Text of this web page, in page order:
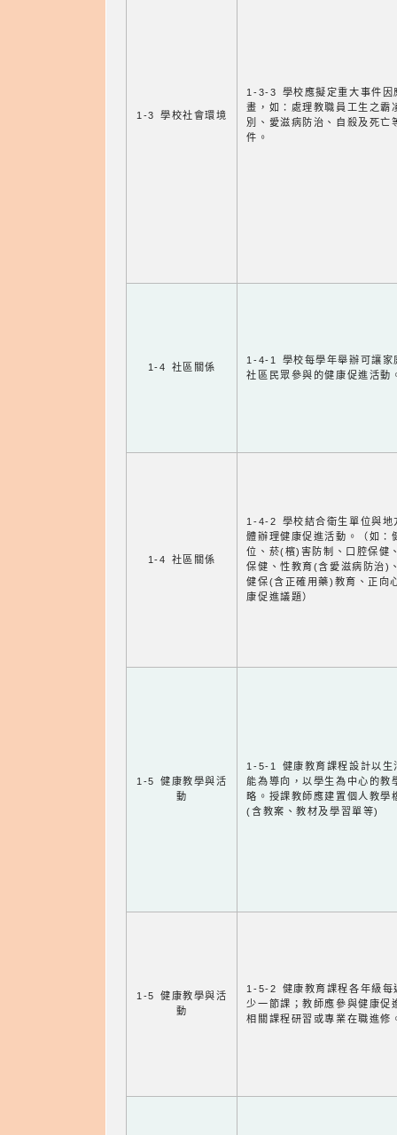
1-3 學校社會環境
1-3-3 學校應擬定重大事件因
畫，如：處理教職員工生之霸
別、愛滋病防治、自殺及死亡
件。
1-4 社區關係
1-4-1 學校每學年舉辦可讓家
社區民眾參與的健康促進活動
1-4 社區關係
1-4-2 學校結合衛生單位與地
體辦理健康促進活動。（如：
位、菸(檳)害防制、口腔保健
保健、性教育(含愛滋病防治)
健保(含正確用藥)教育、正向
康促進議題）
1-5 健康教學與活
動
1-5-1 健康教育課程設計以生
能為導向，以學生為中心的教
略。授課教師應建置個人教學
(含教案、教材及學習單等)
1-5 健康教學與活
動
1-5-2 健康教育課程各年級每
少一節課；教師應參與健康促
相關課程研習或專業在職進修